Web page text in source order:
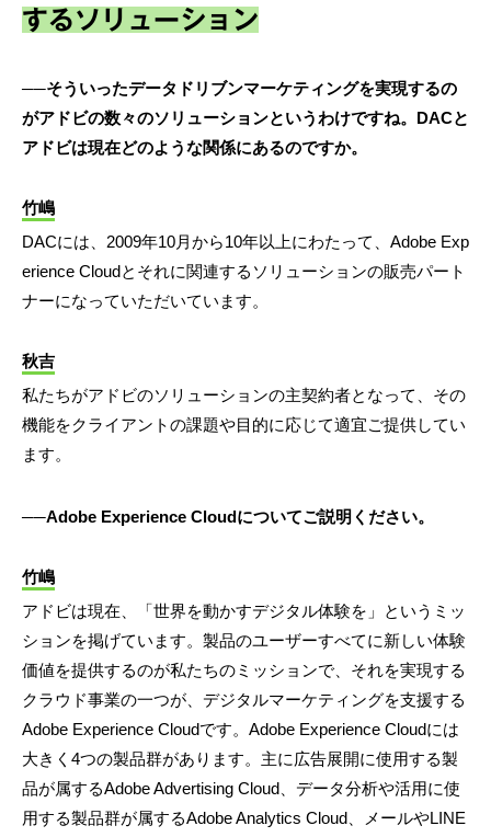
するソリューション
──そういったデータドリブンマーケティングを実現するの
がアドビの数々のソリューションというわけですね。DACと
アドビは現在どのような関係にあるのですか。
竹嶋
DACには、2009年10月から10年以上にわたって、Adobe Exp
erience Cloudとそれに関連するソリューションの販売パート
ナーになっていただいています。
秋吉
私たちがアドビのソリューションの主契約者となって、その
機能をクライアントの課題や目的に応じて適宜ご提供してい
ます。
──Adobe Experience Cloudについてご説明ください。
竹嶋
アドビは現在、「世界を動かすデジタル体験を」というミッ
ションを掲げています。製品のユーザーすべてに新しい体験
価値を提供するのが私たちのミッションで、それを実現する
クラウド事業の一つが、デジタルマーケティングを支援する
Adobe Experience Cloudです。Adobe Experience Cloudには
大きく4つの製品群があります。主に広告展開に使用する製
品が属するAdobe Advertising Cloud、データ分析や活用に使
用する製品群が属するAdobe Analytics Cloud、メールやLINE